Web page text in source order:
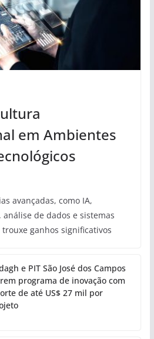
em Ambientes
avançadas, como IA,
de dados e sistemas
ganhos significativos
e PIT São José dos Campos
programa de inovação com
de até US$ 27 mil por